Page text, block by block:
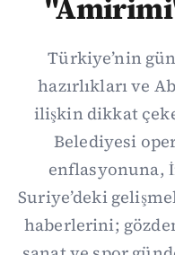
Türkiye’nin
hazırlıkları ve
ilişkin dikkat
Belediyesi
enflasyonuna,
Suriye’deki
haberlerini;